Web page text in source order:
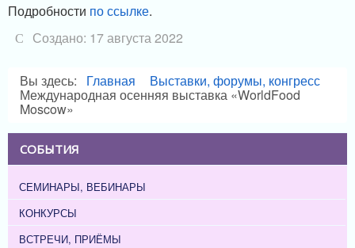
Подробности по ссылке.
Создано: 17 августа 2022
Вы здесь: Главная Выставки, форумы, конгресс
Международная осенняя выставка «WorldFood
Moscow»
СОБЫТИЯ
СЕМИНАРЫ, ВЕБИНАРЫ
КОНКУРСЫ
ВСТРЕЧИ, ПРИЁМЫ